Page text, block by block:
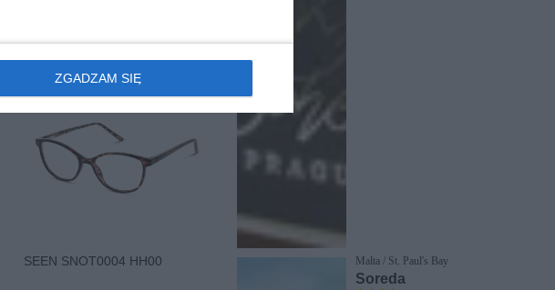
ZGADZAM SIĘ
SEEN SNOT0004 HH00 Malta / St. Paul's Bay
Soreda